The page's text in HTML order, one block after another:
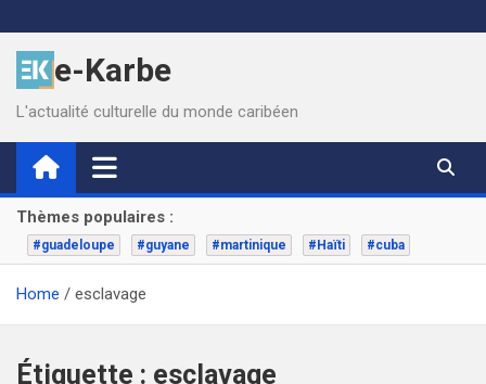
to
contente-Karbe
L'actualité culturelle du monde caribéen
Thèmes populaires :
#guadeloupe #guyane #martinique #Haïti #cuba
Home esclavage
Étiquette : esclavage